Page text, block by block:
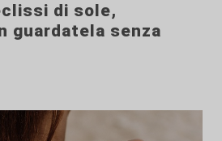
di sole,
guardatela senza